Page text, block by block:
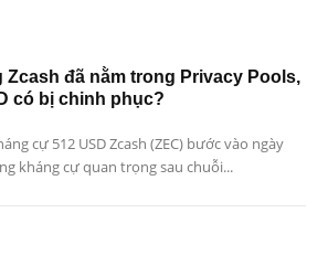
Zcash đã nằm trong Privacy Pools,
có bị chinh phục?
cự 512 USD Zcash (ZEC) bước vào ngày
kháng cự quan trọng sau chuỗi...